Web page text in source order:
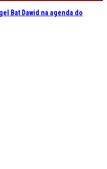
Bat Dawid na agenda do